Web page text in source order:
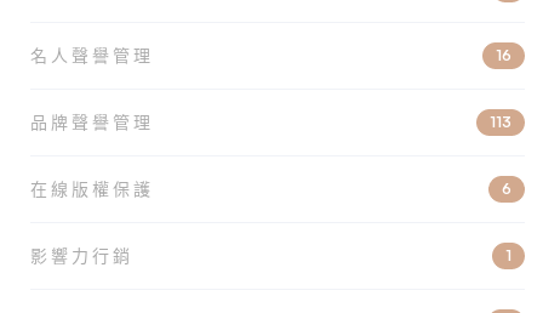
名人聲譽管理 16
品牌聲譽管理 113
在線版權保護 6
影響力行銷 1